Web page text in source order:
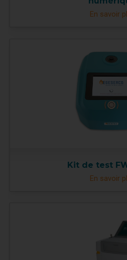
En savoir
Kit de test
En savoir